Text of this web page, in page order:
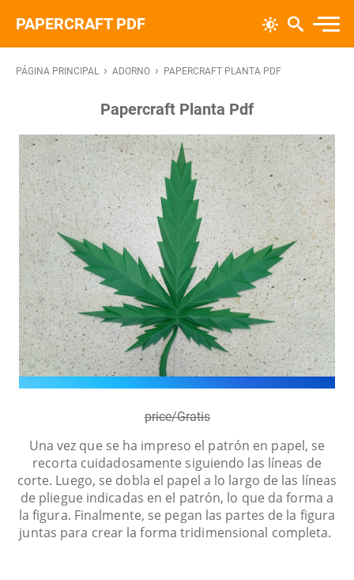
PAPERCRAFT PDF
PÁGINA PRINCIPAL › ADORNO › PAPERCRAFT PLANTA PDF
Papercraft Planta Pdf
price/Gratis
Una vez que se ha impreso el patrón en papel, se
recorta cuidadosamente siguiendo las líneas de
corte. Luego, se dobla el papel a lo largo de las líneas
de pliegue indicadas en el patrón, lo que da forma a
la figura. Finalmente, se pegan las partes de la figura
juntas para crear la forma tridimensional completa.